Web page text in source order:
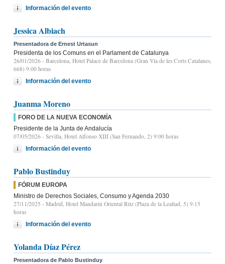
Información del evento
Jessica Albiach
Presentadora de Ernest Urtasun
Presidenta de los Comuns en el Parlament de Catalunya
26/01/2026 - Barcelona, Hotel Palace de Barcelona (Gran Vía de les Corts Catalanes,
668) 9.00 horas
Información del evento
Juanma Moreno
FORO DE LA NUEVA ECONOMÍA
Presidente de la Junta de Andalucía
07/05/2026 - Sevilla, Hotel Alfonso XIII (San Fernando, 2) 9:00 horas
Información del evento
Pablo Bustinduy
FÓRUM EUROPA
Ministro de Derechos Sociales, Consumo y Agenda 2030
27/11/2025 - Madrid, Hotel Mandarin Oriental Ritz (Plaza de la Lealtad, 5) 9:15
horas
Información del evento
Yolanda Díaz Pérez
Presentadora de Pablo Bustinduy